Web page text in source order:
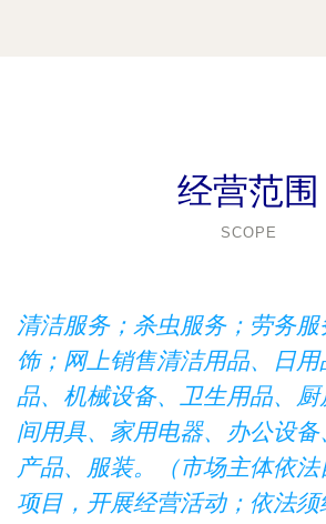
经营范围
SCOPE
清洁服务；杀虫服务；劳务
饰；网上销售清洁用品、日
品、机械设备、卫生用品、
间用具、家用电器、办公设
产品、服装。（市场主体依
项目，开展经营活动；依法